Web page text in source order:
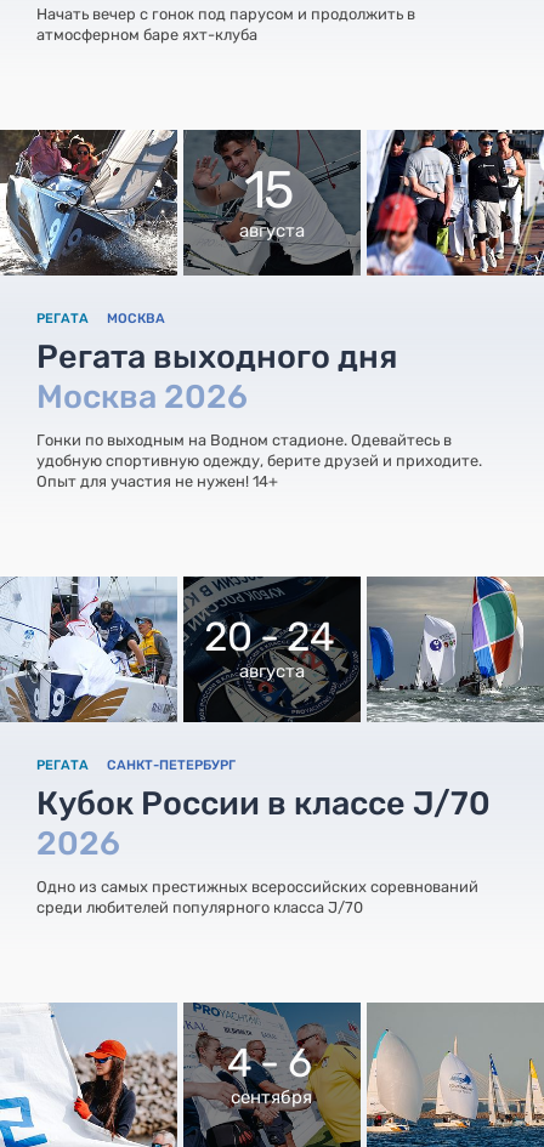
Начать вечер с гонок под парусом и продолжить в
атмосферном баре яхт-клуба
15
августа
РЕГАТА МОСКВА
Регата выходного дня
Москва 2026
Гонки по выходным на Водном стадионе. Одевайтесь в
удобную спортивную одежду, берите друзей и приходите.
Опыт для участия не нужен! 14+
20 - 24
августа
РЕГАТА САНКТ-ПЕТЕРБУРГ
Кубок России в классе J/70
2026
Одно из самых престижных всероссийских соревнований
среди любителей популярного класса J/70
4 - 6
сентября